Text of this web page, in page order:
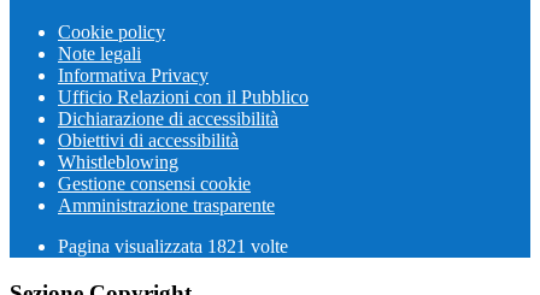
Cookie policy
Note legali
Informativa Privacy
Ufficio Relazioni con il Pubblico
Dichiarazione di accessibilità
Obiettivi di accessibilità
Whistleblowing
Gestione consensi cookie
Amministrazione trasparente
Pagina visualizzata 1821 volte